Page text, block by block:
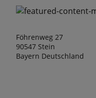
Föhrenweg 27
90547 Stein
Bayern Deutschland